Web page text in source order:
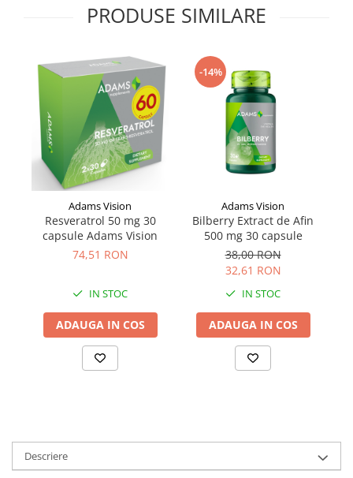
Supliment Zinc
Tuse gat si respiratie
Vitamine si minerale
PRODUSE SIMILARE
Adams Vision
Resveratrol 50 mg 30
capsule Adams Vision
74,51 RON
IN STOC
ADAUGA IN COS
-14%
Adams Vision
Bilberry Extract de Afin
500 mg 30 capsule
38,00 RON
32,61 RON
IN STOC
ADAUGA IN COS
Descriere